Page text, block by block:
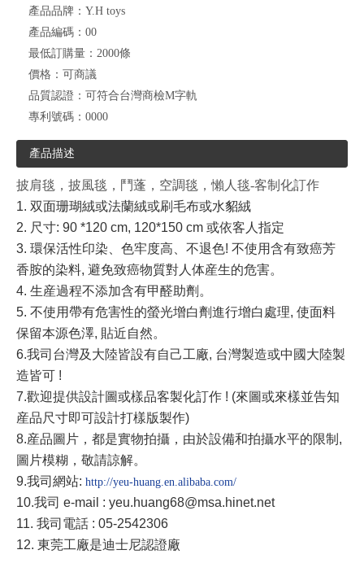
產品品牌： Y.H toys
產品編碼： 00
最低訂購量： 2000條
價格： 可商議
品質認證： 可符合台灣商檢M字軌
專利號碼： 0000
產品描述
披肩毯，披風毯，鬥蓬，空調毯，懶人毯-客制化訂作
1. 双面珊瑚絨或法蘭絨或刷毛布或水貂絨
2. 尺寸: 90 *120 cm, 120*150 cm 或依客人指定
3. 環保活性印染、色牢度高、不退色! 不使用含有致癌芳
香胺的染料, 避免致癌物質對人体産生的危害。
4. 生産過程不添加含有甲醛助劑。
5. 不使用帶有危害性的螢光增白劑進行增白處理, 使面料
保留本源色澤, 貼近自然。
6.我司台灣及大陸皆設有自己工廠, 台灣製造或中國大陸製
造皆可 !
7.歡迎提供設計圖或樣品客製化訂作 ! (來圖或來樣並告知
産品尺寸即可設計打樣版製作)
8.産品圖片，都是實物拍攝，由於設備和拍攝水平的限制 ,
圖片模糊，敬請諒解。
9.我司網站: http://yeu-huang.en.alibaba.com/
10.我司 e-mail : yeu.huang68@msa.hinet.net
11. 我司電話 : 05-2542306
12. 東莞工廠是迪士尼認證廠